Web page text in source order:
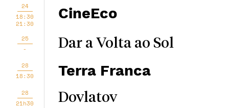
24
18:30
21:30
CineEco
25
-
Dar a Volta ao Sol
28
18:30
Terra Franca
28
21h30
Dovlatov